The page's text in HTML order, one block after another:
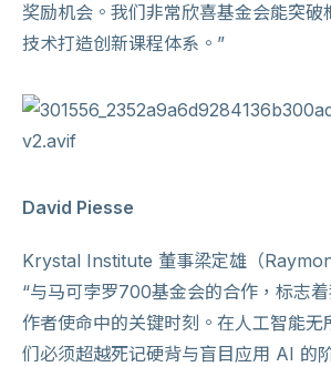
奖励机会。我们非常欣喜基金会能突破
技术打造创新课程体系。”
David Piesse
Krystal Institute 董事梁定雄（
“与马可孛罗700基金会的合作，标志
作者使命中的关键时刻。在人工智能无
们必须超越死记硬背与盲目应用 AI 的